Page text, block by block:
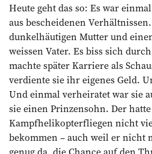
Heute geht das so: Es war
aus bescheidenen
dunkelhäutigen Mutter und
weissen Vater. Es biss sich
machte später Karriere als
verdiente sie ihr eigenes Geld.
Und einmal verheiratet war sie
sie einen Prinzensohn. Der
Kampfhelikopterfliegen nicht
bekommen – auch weil er nicht